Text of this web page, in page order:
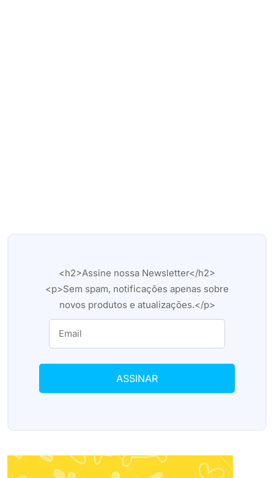
<h2>Assine nossa Newsletter</h2>
<p>Sem spam, notificações apenas sobre
novos produtos e atualizações.</p>
ASSINAR